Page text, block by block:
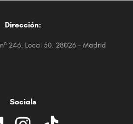
Dirección:
246. Local 50. 28026 – Madrid
Socials